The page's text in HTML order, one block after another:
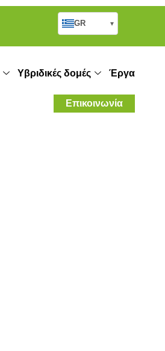
GR ▾
Υβριδικές δομές Έργα
Επικοινωνία